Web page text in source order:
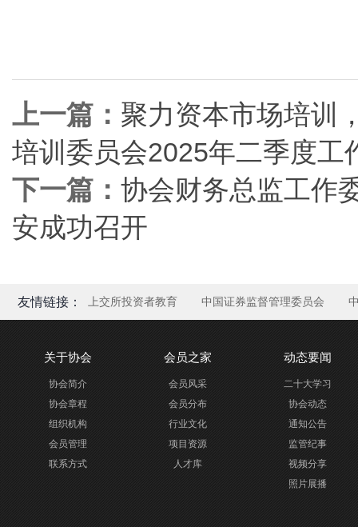
上一篇： 聚力资本市场培
培训委员会2025年二季度工
下一篇： 协会财务总监工作
安成功召开
友情链接： 上交所投资者教育 中国证券监督管理委员会
关于协会
协会简介
协会章程
组织机构
会员管理
联系方式
会员之家
会员风采
会员分布
行业文化
项目资源
人才库
动态要闻
二十大学习
协会动态
通知公告
监管纪事
视频分享
照片展播